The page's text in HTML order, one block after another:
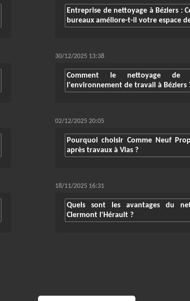
Entreprise de nettoyage à Béziers :
bureaux améliore-t-il votre espace
30/12/2025 13:38
Comment le nettoyage de
l'environnement de travail à Béziers
02/12/2025 20:05
Pourquoi choisir Comme Neuf
après travaux à Vias ?
18/11/2025 16:31
Quels sont les avantages du
Clermont l'Hérault ?